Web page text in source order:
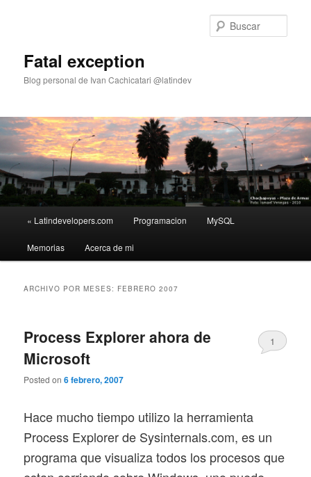
Fatal exception
Blog personal de Ivan Cachicatari @latindev
ú
Ir
al
Ir
al
« Latindevelopers.com Programacion MySQL
Memorias Acerca de mi
ARCHIVO POR MESES: FEBRERO 2007
Process Explorer ahora de
Microsoft
Posted on6 febrero, 2007
1
Hace mucho tiempo utilizo la herramienta
Process Explorer de Sysinternals.com, es un
programa que visualiza todos los procesos que